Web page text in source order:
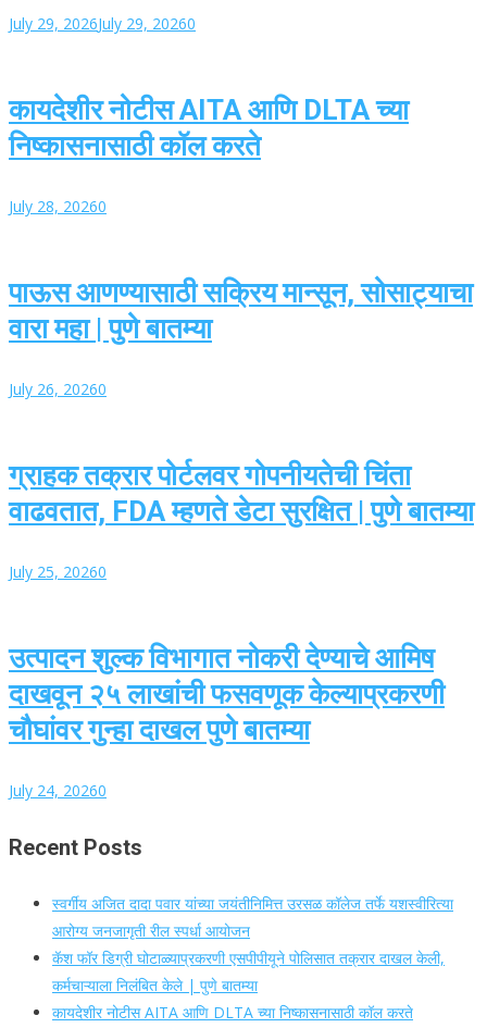
July 29, 2026July 29, 20260
कायदेशीर नोटीस AITA आणि DLTA च्या
निष्कासनासाठी कॉल करते
July 28, 20260
पाऊस आणण्यासाठी सक्रिय मान्सून, सोसाट्याचा
वारा महा | पुणे बातम्या
July 26, 20260
ग्राहक तक्रार पोर्टलवर गोपनीयतेची चिंता
वाढवतात, FDA म्हणते डेटा सुरक्षित | पुणे बातम्या
July 25, 20260
उत्पादन शुल्क विभागात नोकरी देण्याचे आमिष
दाखवून २५ लाखांची फसवणूक केल्याप्रकरणी
चौघांवर गुन्हा दाखल पुणे बातम्या
July 24, 20260
Recent Posts
स्वर्गीय अजित दादा पवार यांच्या जयंतीनिमित्त उरसळ कॉलेज तर्फे यशस्वीरित्या
आरोग्य जनजागृती रील स्पर्धा आयोजन
कॅश फॉर डिग्री घोटाळ्याप्रकरणी एसपीपीयूने पोलिसात तक्रार दाखल केली,
कर्मचाऱ्याला निलंबित केले | पुणे बातम्या
कायदेशीर नोटीस AITA आणि DLTA च्या निष्कासनासाठी कॉल करते